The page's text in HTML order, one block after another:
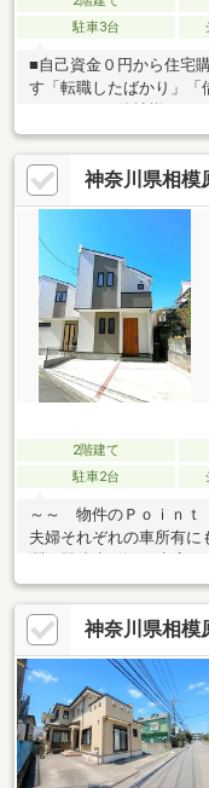
駐車3台
■自己資金０円から住宅
す「転職したばかり」「
紹介可能です！■見学、
日、営業時間外でもご対
して頂けますよう常に新
な知識でお客様の悩み事
探しは東亜住宅にお任せ
1665【通話料無料】ま
ンの方は右下の青いバナ
神奈川県相模
2階建て
駐車2台
～～ 物件のＰｏｉｎｔ
夫婦それぞれの車所有に
ビング、LDK約16.3帖あ
帖のゆとりの広さご興味
合わせ」欄に必要事項記
より、ご希望に合わせて
だきます。その他お住ま
兼ねなくご相談ください。
神奈川県相模